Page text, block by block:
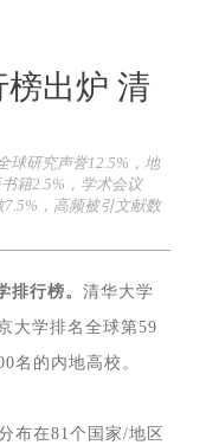
榜出炉 清
球研究声誉12.5%，地
籍2.5%，学术会议
，高频被引文献数
排行榜。 清华大学
大学排名全球第59
名的内地高校。
布在81个国家/地区